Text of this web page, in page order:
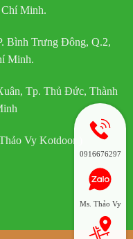
Minh.
Bình Trưng Đông, Q.2,
Minh.
Tp. Thủ Đức, Thành
Vy Kotdoor )
0916676297
Ms. Thảo Vy